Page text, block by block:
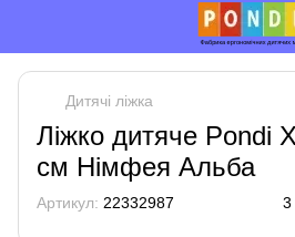
Дитячі ліжка
Ліжко дитяче Pondi
см Німфея Альба
Артикул: 22332987 3